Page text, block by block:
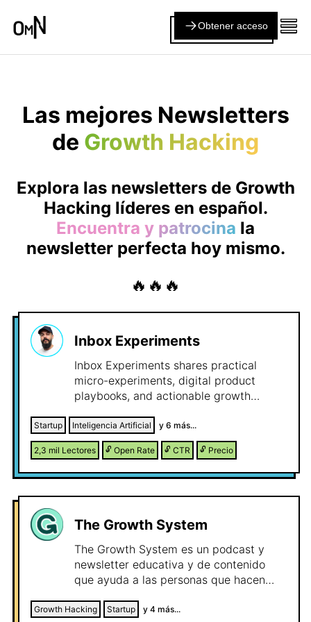
Obtener acceso
Las mejores Newsletters
de Growth Hacking
Explora las newsletters de Growth
Hacking líderes en español.
Encuentra y patrocina la
newsletter perfecta hoy mismo.
🔥🔥🔥
Inbox Experiments
Inbox Experiments shares practical
micro-experiments, digital product
playbooks, and actionable growth
businesses who want to grow without
big budgets or agencies.
Startup Inteligencia Artificial y 6 más...
2,3 mil Lectores 🔓 Open Rate 🔓 CTR 🔓 Precio
The Growth System
The Growth System es un podcast y
newsletter educativa y de contenido
que ayuda a las personas que hacen
desarrollar sistemas de crecimiento
Growth Hacking Startup y 4 más...